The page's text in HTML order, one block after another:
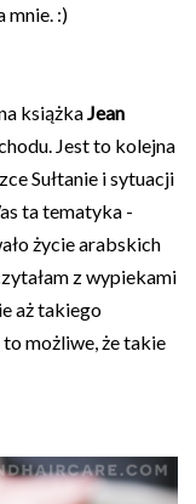
mnie. :)
książka Jean
Jest to kolejna
Sułtanie i sytuacji
ta tematyka -
życie arabskich
z wypiekami
aż takiego
możliwe, że takie